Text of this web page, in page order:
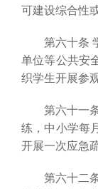
可建设综合性
第六十条 学
单位等公共安
织学生开展参
第六十一条
练，中小学每
开展一次应急
第六十二条